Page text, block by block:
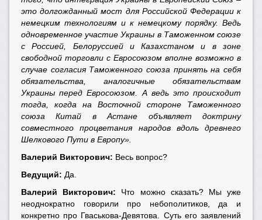
это долгожданный мост для Российской Федерации к
немецким технологиям и к немецкому порядку. Ведь
одновременное участие Украины в Таможенном союзе
с Россией, Белоруссией и Казахстаном и в зоне
свободной торговли с Евросоюзом вполне возможно в
случае согласия Таможенного союза принять на себя
обязательства, аналогичные обязательствам
Украины перед Евросоюзом. А ведь это происходит
тогда, когда на Восточной стороне Таможенного
союза Китай в Астане объявляет доктрину
совместного процветания народов вдоль древнего
Шелкового Пути в Европу».
Валерий Викторович: Весь вопрос?
Ведущий: Да.
Валерий Викторович: Что можно сказать? Мы уже
неоднократно говорили про небополитиков, да и
конкретно про Гваськова-Девятова. Суть его заявлений